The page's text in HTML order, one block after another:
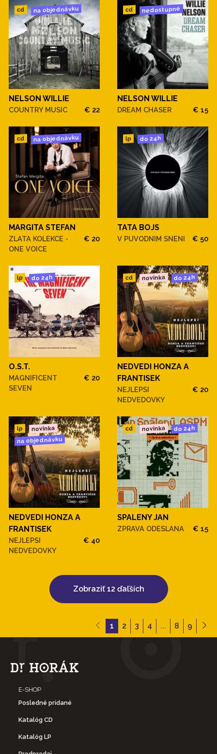
cd na objednávku
NELSON WILLIE
COUNTRY MUSIC € 22
cd nedostupné
NELSON WILLIE
DREAM CHASER € 15
cd na objednávku
MARGITA STEFAN
ZLATA KOLEKCE -
ONE VOICE
€ 20
lp do 24h
TATA BOJS
V PUVODNIM SNENI € 50
lp do 24h
O.S.T.
MAGNIFICENT
SEVEN
€ 20
cd novinka do 24h
NEDVEDI HONZA A
FRANTISEK
NEJLEPSI
NEDVEDOVKY
€ 20
lp novinka
na objednávku
NEDVEDI HONZA A
FRANTISEK
NEJLEPSI
NEDVEDOVKY
€ 40
cd novinka do 24h
SPALENY JAN
ZPRAVA ODESLANA € 15
Zobraziť 12 ďaľších
1 2 3 4 ... 8 9
E-SHOP
Posledné pridané
Katalóg CD
Katalóg LP